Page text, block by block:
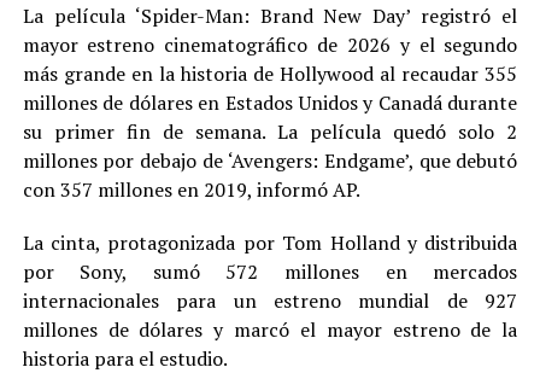
La película ‘Spider-Man: Brand New Day’ registró el
mayor estreno cinematográfico de 2026 y el segundo
más grande en la historia de Hollywood al recaudar 355
millones de dólares en Estados Unidos y Canadá durante
su primer fin de semana. La película quedó solo 2
millones por debajo de ‘Avengers: Endgame’, que debutó
con 357 millones en 2019, informó AP.
La cinta, protagonizada por Tom Holland y distribuida
por Sony, sumó 572 millones en mercados
internacionales para un estreno mundial de 927
millones de dólares y marcó el mayor estreno de la
historia para el estudio.